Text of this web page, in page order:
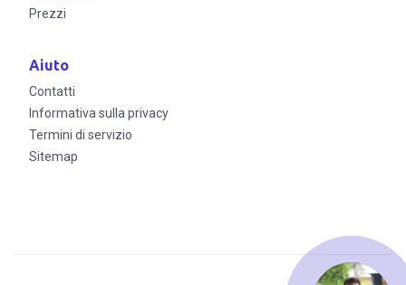
Prezzi
Aiuto
Contatti
Informativa sulla privacy
Termini di servizio
Sitemap